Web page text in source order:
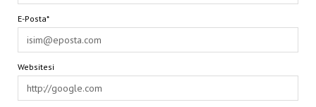
E-Posta*
Websitesi